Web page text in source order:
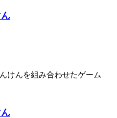
けんを組み合わせたゲーム